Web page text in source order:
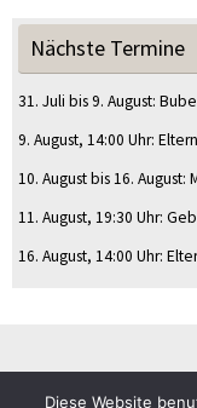
Nächste Termine
31. Juli bis9. August:
9. August, 14:00 Uhr:
10. Augustbis16. August:
11. August, 19:30 Uhr:
16. August, 14:00 Uhr:
Diese Website